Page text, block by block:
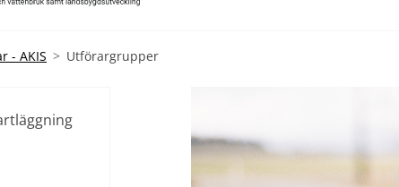
- AKIS Utförargrupper